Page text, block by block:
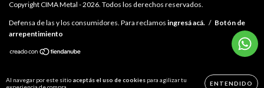
Al navegar por este sitio aceptás el uso de cookies para agilizar tu
ENTENDIDO
Copyright CIMA Metal - 2026. Todos los derechos reservados.
Defensa de las y los consumidores. Para reclamos ingresá acá. / Botón de
arrepentimiento